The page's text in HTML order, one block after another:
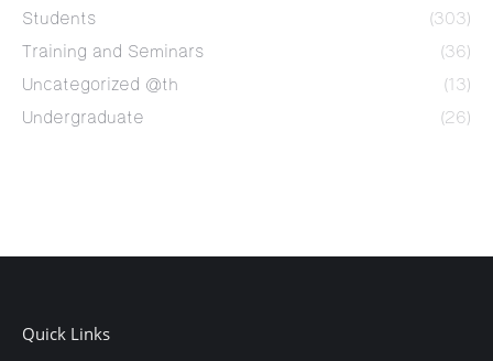
Students
(303)
Training and Seminars
(36)
Uncategorized @th
(13)
Undergraduate
(26)
Quick Links